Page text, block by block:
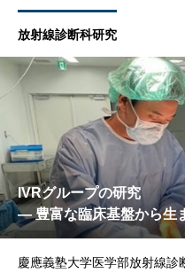
分かかり、患者さんが立位姿
放射線診断科研究
IVRグループの研究
― 豊富な臨床基盤から生
慶應義塾大学医学部放射線診